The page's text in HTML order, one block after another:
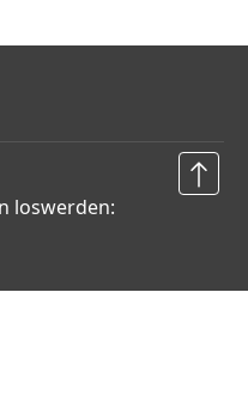
loswerden: